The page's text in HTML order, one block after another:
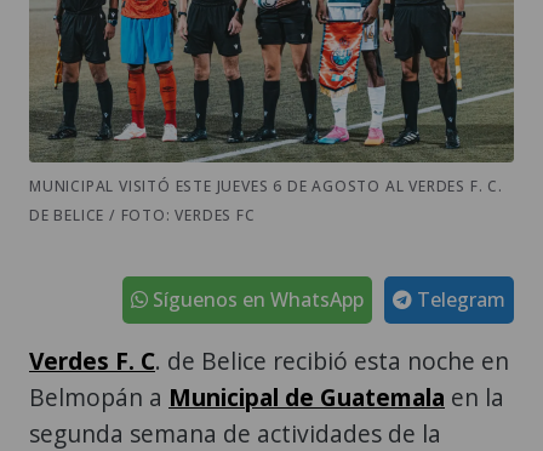
MUNICIPAL VISITÓ ESTE JUEVES 6 DE AGOSTO AL VERDES F. C.
DE BELICE / FOTO: VERDES FC
Telegram
Síguenos en WhatsApp
Verdes F. C. de Belice recibió esta noche en
Belmopán a Municipal de Guatemala en la
segunda semana de actividades de la